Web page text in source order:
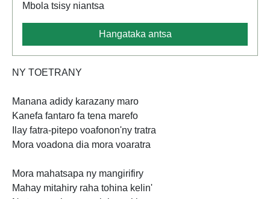
Mbola tsisy niantsa
Hangataka antsa
NY TOETRANY
Manana adidy karazany maro
Kanefa fantaro fa tena marefo
Ilay fatra-pitepo voafonon'ny tratra
Mora voadona dia mora voaratra
Mora mahatsapa ny mangirifiry
Mahay mitahiry raha tohina kelin'